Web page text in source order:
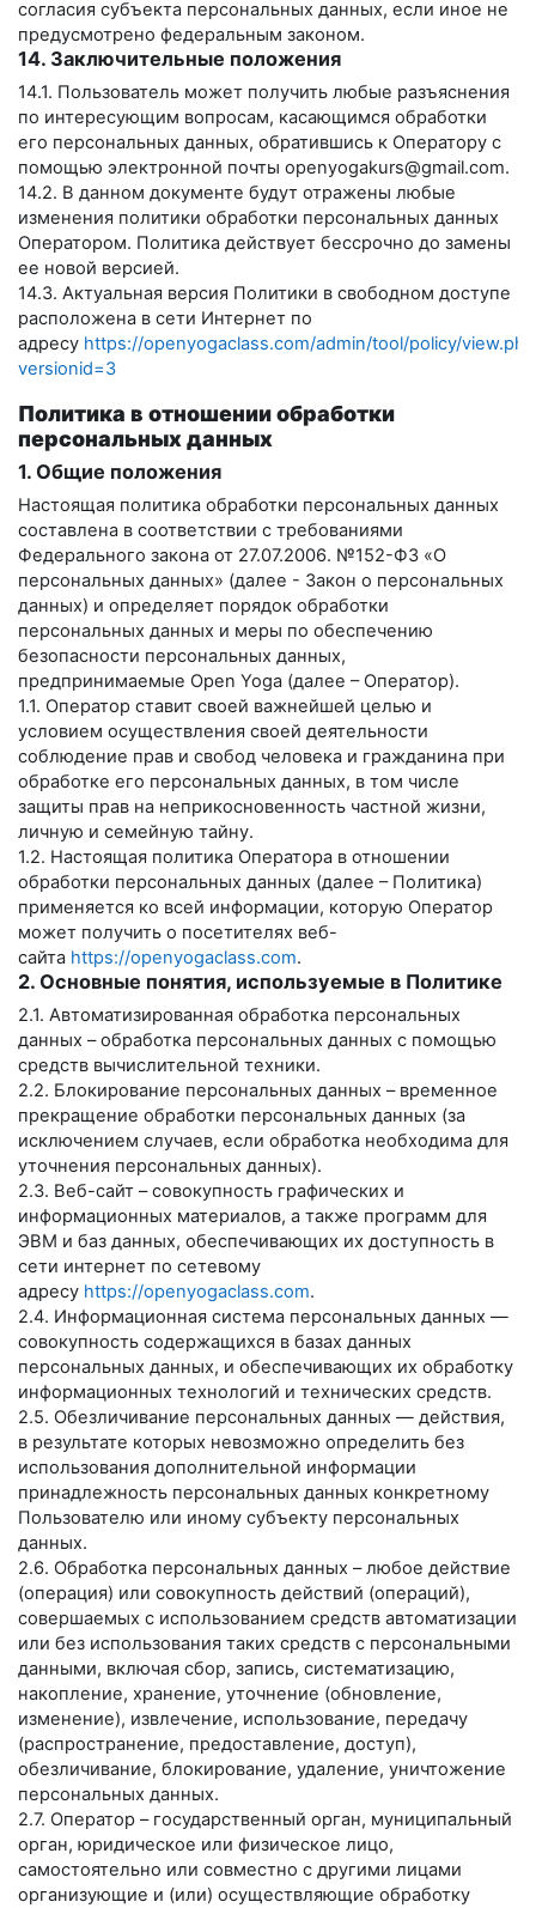
согласия субъекта персональных данных, если иное не
предусмотрено федеральным законом.
14. Заключительные положения
14.1. Пользователь может получить любые разъяснения
по интересующим вопросам, касающимся обработки
его персональных данных, обратившись к Оператору с
помощью электронной почты openyogakurs@gmail.com.
14.2. В данном документе будут отражены любые
изменения политики обработки персональных данных
Оператором. Политика действует бессрочно до замены
ее новой версией.
14.3. Актуальная версия Политики в свободном доступе
расположена в сети Интернет по
адресу https://openyogaclass.com/admin/tool/policy/
versionid=3
Политика в отношении обработки
персональных данных
1. Общие положения
Настоящая политика обработки персональных данных
составлена в соответствии с требованиями
Федерального закона от 27.07.2006. №152-ФЗ «О
персональных данных» (далее - Закон о персональных
данных) и определяет порядок обработки
персональных данных и меры по обеспечению
безопасности персональных данных,
предпринимаемые Open Yoga (далее – Оператор).
1.1. Оператор ставит своей важнейшей целью и
условием осуществления своей деятельности
соблюдение прав и свобод человека и гражданина при
обработке его персональных данных, в том числе
защиты прав на неприкосновенность частной жизни,
личную и семейную тайну.
1.2. Настоящая политика Оператора в отношении
обработки персональных данных (далее – Политика)
применяется ко всей информации, которую Оператор
может получить о посетителях веб-
сайта https://openyogaclass.com.
2. Основные понятия, используемые в Политике
2.1. Автоматизированная обработка персональных
данных – обработка персональных данных с помощью
средств вычислительной техники.
2.2. Блокирование персональных данных – временное
прекращение обработки персональных данных (за
исключением случаев, если обработка необходима для
уточнения персональных данных).
2.3. Веб-сайт – совокупность графических и
информационных материалов, а также программ для
ЭВМ и баз данных, обеспечивающих их доступность в
сети интернет по сетевому
адресу https://openyogaclass.com.
2.4. Информационная система персональных данных —
совокупность содержащихся в базах данных
персональных данных, и обеспечивающих их обработку
информационных технологий и технических средств.
2.5. Обезличивание персональных данных — действия,
в результате которых невозможно определить без
использования дополнительной информации
принадлежность персональных данных конкретному
Пользователю или иному субъекту персональных
данных.
2.6. Обработка персональных данных – любое действие
(операция) или совокупность действий (операций),
совершаемых с использованием средств автоматизации
или без использования таких средств с персональными
данными, включая сбор, запись, систематизацию,
накопление, хранение, уточнение (обновление,
изменение), извлечение, использование, передачу
(распространение, предоставление, доступ),
обезличивание, блокирование, удаление, уничтожение
персональных данных.
2.7. Оператор – государственный орган, муниципальный
орган, юридическое или физическое лицо,
самостоятельно или совместно с другими лицами
организующие и (или) осуществляющие обработку